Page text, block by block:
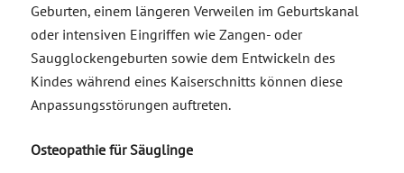
Geburten, einem längeren Verweilen im Geburtskanal
oder intensiven Eingriffen wie Zangen- oder
Saugglockengeburten sowie dem Entwickeln des
Kindes während eines Kaiserschnitts können diese
Anpassungsstörungen auftreten.
Osteopathie für Säuglinge